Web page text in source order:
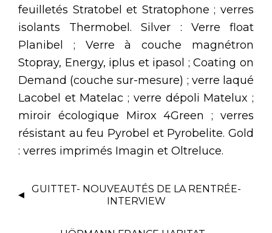
feuilletés Stratobel et Stratophone ; verres
isolants Thermobel. Silver : Verre float
Planibel ; Verre à couche magnétron
Stopray, Energy, iplus et ipasol ; Coating on
Demand (couche sur-mesure) ; verre laqué
Lacobel et Matelac ; verre dépoli Matelux ;
miroir écologique Mirox 4Green ; verres
résistant au feu Pyrobel et Pyrobelite. Gold
: verres imprimés Imagin et Oltreluce.
GUITTET- NOUVEAUTÉS DE LA RENTRÉE-
INTERVIEW